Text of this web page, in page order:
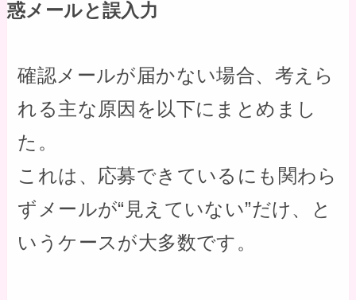
惑メールと誤入力
確認メールが届かない場合、考えら
れる主な原因を以下にまとめまし
た。
これは、応募できているにも関わら
ずメールが“見えていない”だけ、と
いうケースが大多数です。